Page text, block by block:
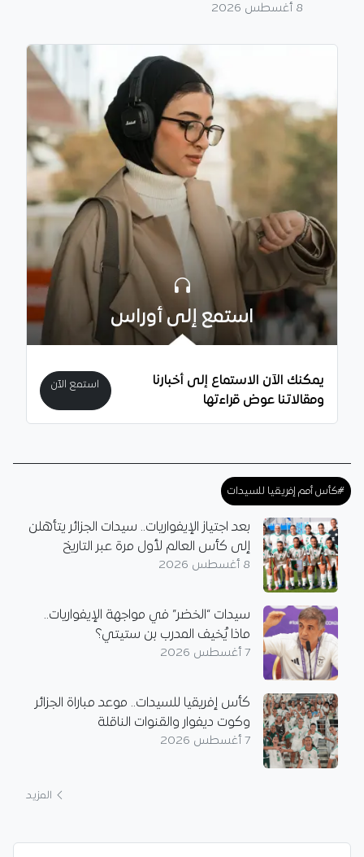
8 أغسطس 2026
استمع إلى أوراس
يمكنك الآن الاستماع إلى أخبارنا
ومقالاتنا عوض قراءتها
استمع الآن
#كأس أمم إفريقيا للسيدات
بعد اجتياز الإيفواريات.. سيدات الجزائر يتأهلن
إلى كأس العالم لأول مرة عبر التاريخ
8 أغسطس 2026
سيدات “الخضر” في مواجهة الإيفواريات..
ماذا يُخيف المدرب بن ستيتي؟
7 أغسطس 2026
كأس إفريقيا للسيدات.. موعد مباراة الجزائر
وكوت ديفوار والقنوات الناقلة
7 أغسطس 2026
المزيد